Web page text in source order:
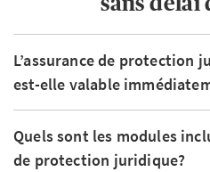
L’assurance de protection
est-elle valable
Quels sont les modules
de protection juridique?